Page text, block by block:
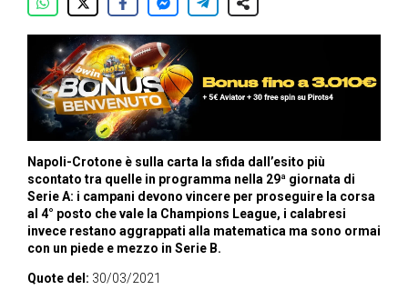
Napoli-Crotone è sulla carta la sfida dall’esito più
scontato tra quelle in programma nella 29ª giornata di
Serie A: i campani devono vincere per proseguire la corsa
al 4° posto che vale la Champions League, i calabresi
invece restano aggrappati alla matematica ma sono ormai
con un piede e mezzo in Serie B.
Quote del: 30/03/2021